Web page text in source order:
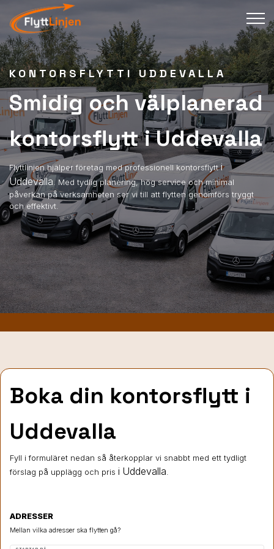
KONTORSFLYTTI UDDEVALLA
Smidig och välplanerad
kontorsflytt i Uddevalla
Flyttlinjen hjälper företag med professionell kontorsflytti
Uddevalla . Med tydlig planering, hög service och minimal
påverkan på verksamheten ser vi till att flytten genomförs tryggt
och effektivt.
Boka din kontorsflytt i
Uddevalla
Fyll i formuläret nedan så återkopplar vi snabbt med ett tydligt
förslag på upplägg och pris i Uddevalla
ADRESSER
Mellan vilka adresser ska flytten gå?